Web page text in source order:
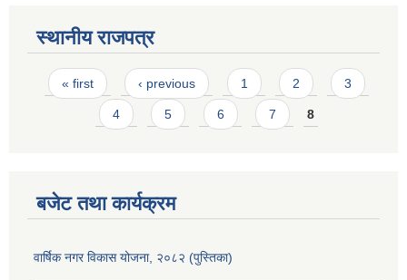
स्थानीय राजपत्र
Pages
« first ‹ previous 1 2 3
4 5 6 7 8
बजेट तथा कार्यक्रम
वार्षिक नगर विकास योजना, २०८२ (पुस्तिका)